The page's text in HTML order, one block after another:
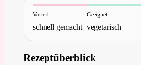
Vorteil
schnell gemacht
Geeignet
vegetarisch
Rezeptüberblick